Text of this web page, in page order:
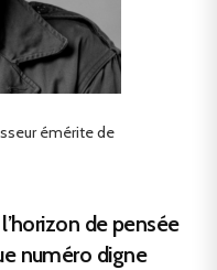
émérite de
de pensée
numéro digne